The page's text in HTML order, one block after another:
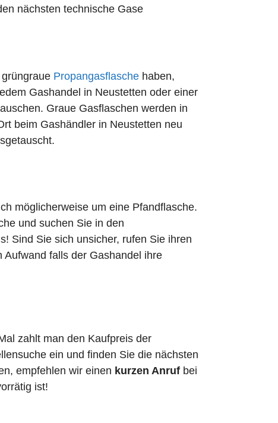
nächsten technische Gase
Propangasflaschehaben,
Gashandel in Neustetten oder einer
Graue Gasflaschen werden in
beim Gashändler in Neustetten neu
möglicherweise um eine Pfandflasche.
und suchen Sie in den
Sind Sie sich unsicher, rufen Sie ihren
falls der Gashandel ihre
zahlt man den Kaufpreis der
ein und finden Sie die nächsten
empfehlen wir einen kurzen Anruf bei
ist!